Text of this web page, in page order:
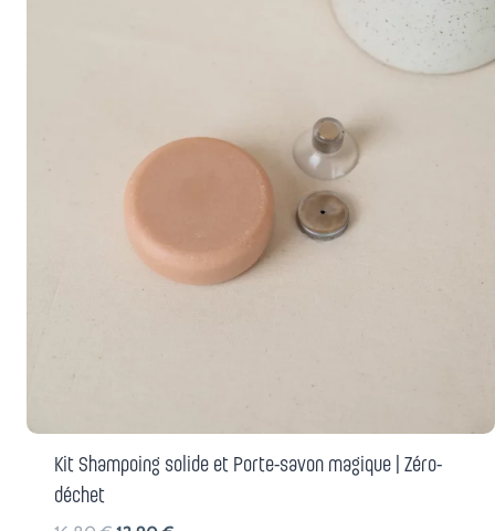
Kit Shampoing solide et Porte-savon magique | Zéro-
déchet